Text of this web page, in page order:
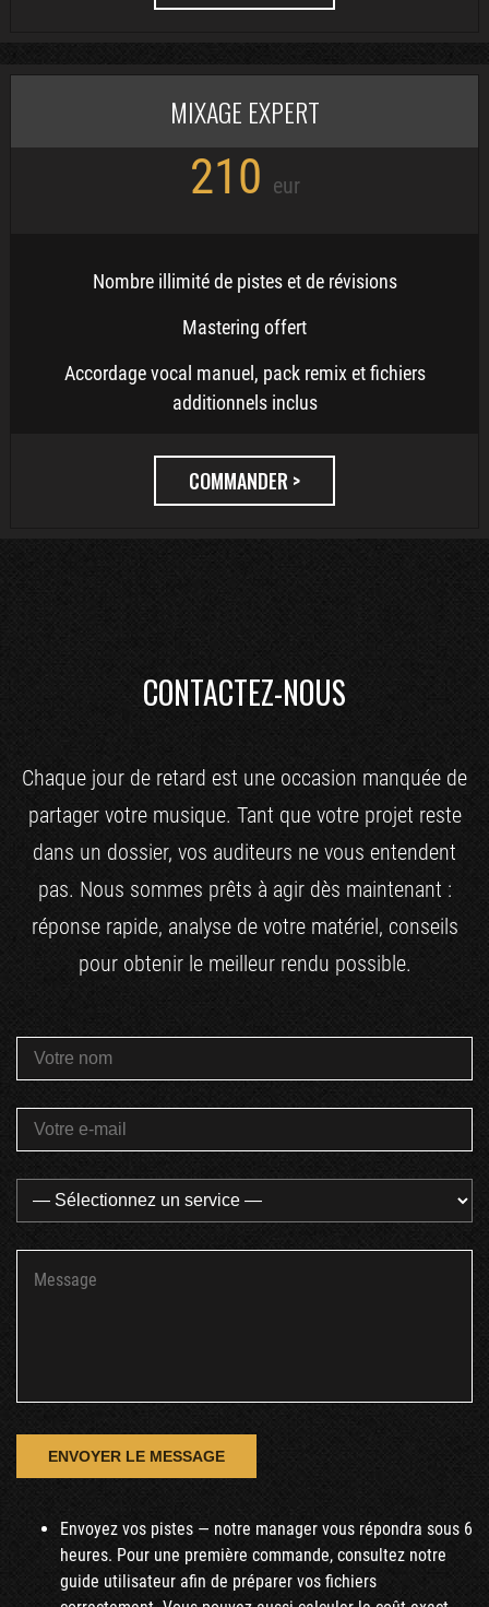
MIXAGE EXPERT
210 eur
Nombre illimité de pistes et de révisions
Mastering offert
Accordage vocal manuel, pack remix et fichiers
additionnels inclus
COMMANDER >
CONTACTEZ-NOUS
Chaque jour de retard est une occasion manquée de
partager votre musique. Tant que votre projet reste
dans un dossier, vos auditeurs ne vous entendent
pas. Nous sommes prêts à agir dès maintenant :
réponse rapide, analyse de votre matériel, conseils
pour obtenir le meilleur rendu possible.
Envoyez vos pistes — notre manager vous répondra sous 6
heures. Pour une première commande, consultez notre
guide utilisateur afin de préparer vos fichiers